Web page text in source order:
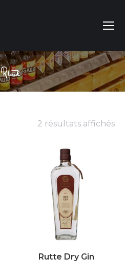
Rutte
Vous êtes ici :
2 résultats affichés
Rutte Dry Gin